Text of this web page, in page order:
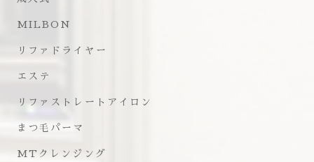
MILBON
リファドライヤー
エステ
リファストレートアイロン
まつ毛パーマ
MTクレンジング